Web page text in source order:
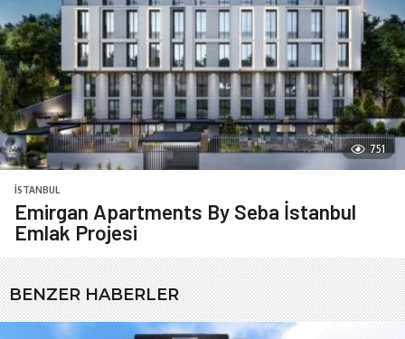
751
İSTANBUL
Emirgan Apartments By Seba İstanbul
Emlak Projesi
BENZER HABERLER